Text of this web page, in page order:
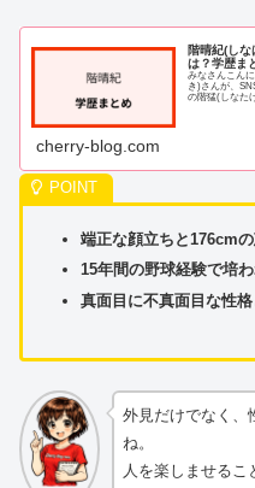
階晴紀(し
は？学歴ま
みなさんこん
き)さんが、
の階猛(しなた
cherry-blog.com
端正な顔立ちと176cm
15年間の野球経験で培
真面目に不真面目な性
外見だけでなく、
ね。
人を楽しませる